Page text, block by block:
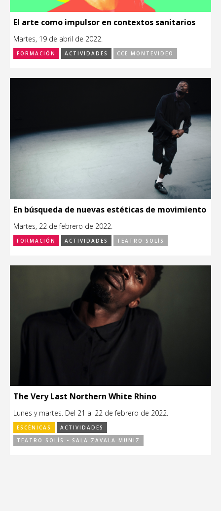
El arte como impulsor en contextos sanitarios
Martes, 19 de abril de 2022.
FORMACIÓN ACTIVIDADES CCE MONTEVIDEO
En búsqueda de nuevas estéticas de movimiento
Martes, 22 de febrero de 2022.
FORMACIÓN ACTIVIDADES TEATRO SOLÍS
The Very Last Northern White Rhino
Lunes y martes. Del 21 al 22 de febrero de 2022.
ESCÉNICAS
ACTIVIDADES
TEATRO SOLÍS - SALA ZAVALA MUNIZ